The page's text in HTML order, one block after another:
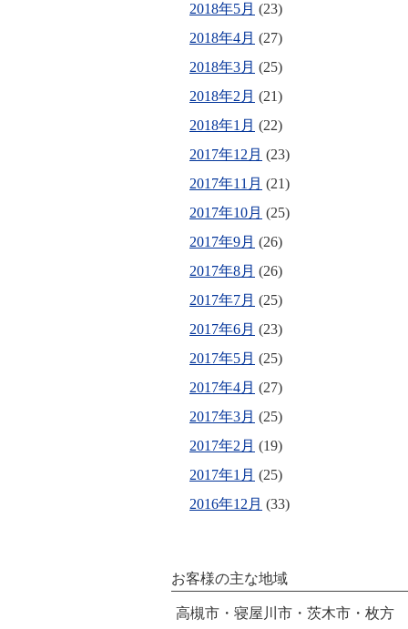
2018年5月 (23)
2018年4月 (27)
2018年3月 (25)
2018年2月 (21)
2018年1月 (22)
2017年12月 (23)
2017年11月 (21)
2017年10月 (25)
2017年9月 (26)
2017年8月 (26)
2017年7月 (25)
2017年6月 (23)
2017年5月 (25)
2017年4月 (27)
2017年3月 (25)
2017年2月 (19)
2017年1月 (25)
2016年12月 (33)
お客様の主な地域
高槻市・寝屋川市・茨木市・枚方